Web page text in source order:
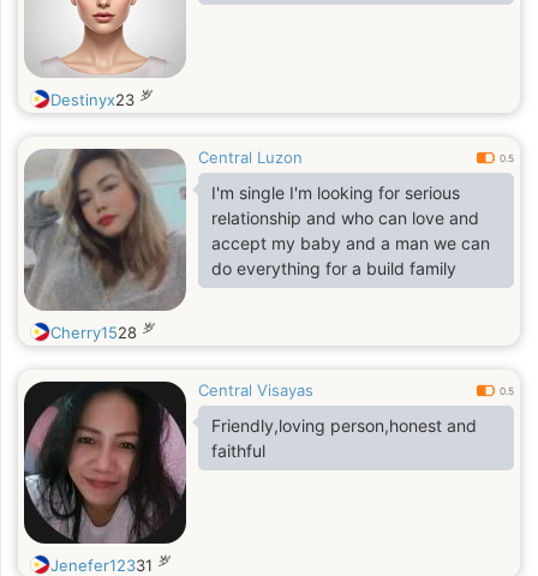
Destinyx23 岁
Central Luzon 0.5
I'm single I'm looking for serious
relationship and who can love and
accept my baby and a man we can
do everything for a build family
Cherry1528 岁
Central Visayas 0.5
Friendly,loving person,honest and
faithful
Jenefer12331 岁